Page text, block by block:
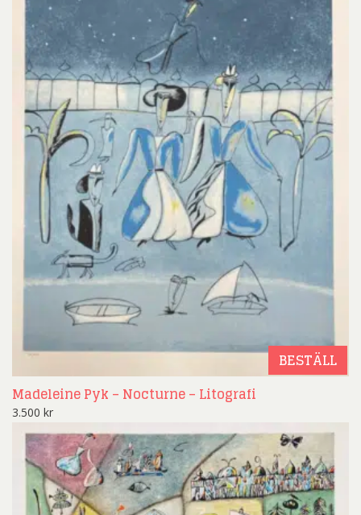
BESTÄLL
Madeleine Pyk – Nocturne – Litografi
3.500 kr